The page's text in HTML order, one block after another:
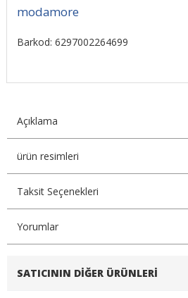
modamore
Barkod: 6297002264699
Açıklama
ürün resimleri
Taksit Seçenekleri
Yorumlar
SATICININ DIĞER ÜRÜNLERI